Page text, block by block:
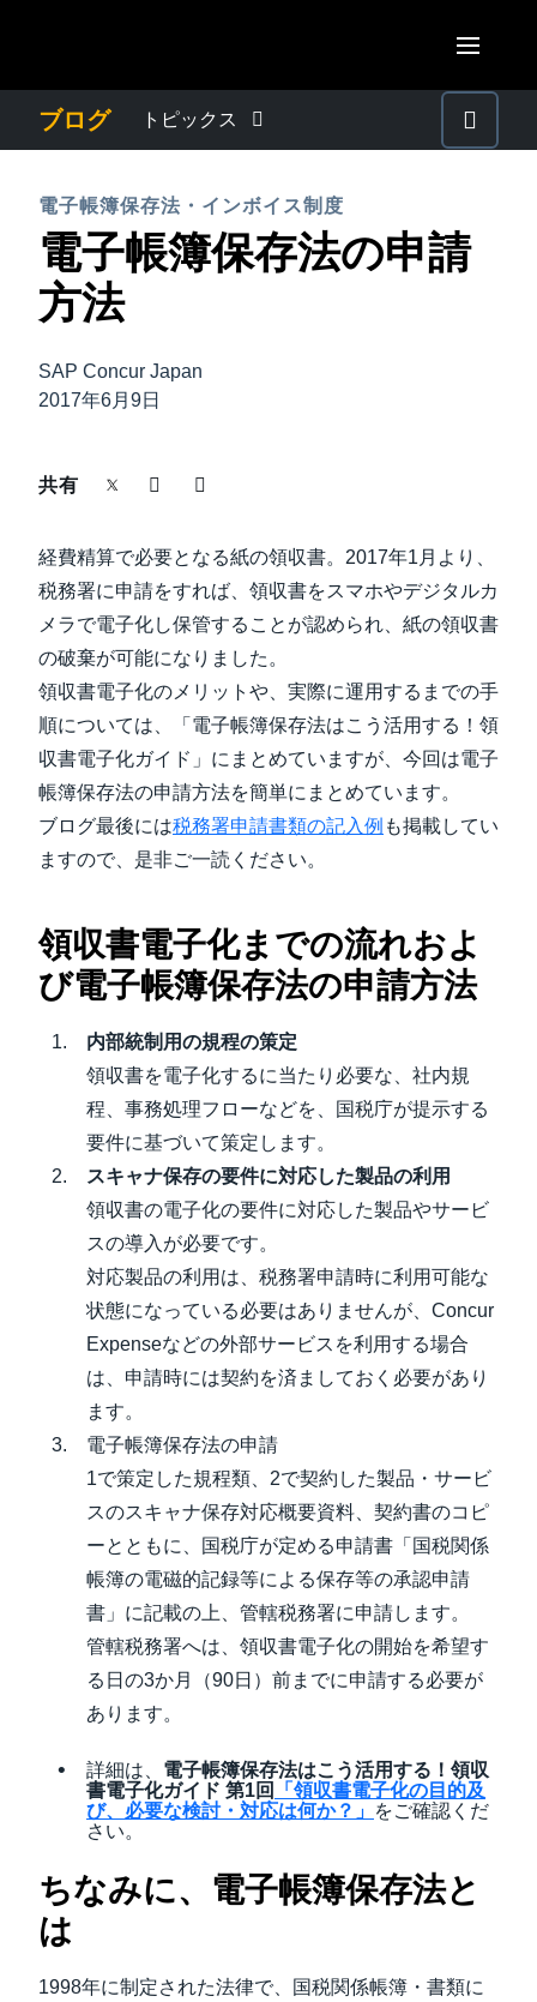
AMERICAS
Canada (English)
Canada (Français)
United Kingdom (English)
Finland (English)
Belgium (English)
España (Español)
Norway (English)
ASIA PACIFIC
ブログ トピックス
プレスリリース
電子帳簿保存法・インボイス制度
経理・総務の豆知識
中堅・中小企業
製品情報
導入事例
サステナビリティ
電子帳簿保存法・インボイス制度
電子帳簿保存法の申請
方法
SAP Concur Japan
2017年6月9日
共有
経費精算で必要となる紙の領収書。2017年1月より、
税務署に申請をすれば、領収書をスマホやデジタルカ
メラで電子化し保管することが認められ、紙の領収書
の破棄が可能になりました。
領収書電子化のメリットや、実際に運用するまでの手
順については、「電子帳簿保存法はこう活用する！領
収書電子化ガイド」にまとめていますが、今回は電子
帳簿保存法の申請方法を簡単にまとめています。
ブログ最後には税務署申請書類の記入例 も掲載してい
ますので、是非ご一読ください。
領収書電子化までの流れおよ
び電子帳簿保存法の申請方法
内部統制用の規程の策定
領収書を電子化するに当たり必要な、社内規
程、事務処理フローなどを、国税庁が提示する
要件に基づいて策定します。
スキャナ保存の要件に対応した製品の利用
領収書の電子化の要件に対応した製品やサービ
スの導入が必要です。
対応製品の利用は、税務署申請時に利用可能な
状態になっている必要はありませんが、Concur
Expenseなどの外部サービスを利用する場合
は、申請時には契約を済ましておく必要があり
ます。
電子帳簿保存法の申請
1で策定した規程類、2で契約した製品・サービ
スのスキャナ保存対応概要資料、契約書のコピ
ーとともに、国税庁が定める申請書「国税関係
帳簿の電磁的記録等による保存等の承認申請
書」に記載の上、管轄税務署に申請します。
管轄税務署へは、領収書電子化の開始を希望す
る日の3か月（90日）前までに申請する必要が
あります。
詳細は、 電子帳簿保存法はこう活用する！領収
書電子化ガイド 第1回
「領収書電子化の目的及
び、必要な検討・対応は何か？」 をご確認くだ
さい。
ちなみに、電子帳簿保存法と
は
1998年に制定された法律で、国税関係帳簿・書類に